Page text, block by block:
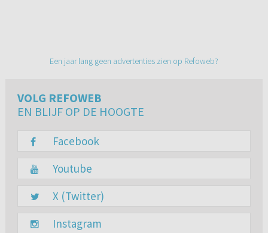
Een jaar lang geen advertenties zien op Refoweb?
VOLG REFOWEB
EN BLIJF OP DE HOOGTE
Facebook
Youtube
X (Twitter)
Instagram